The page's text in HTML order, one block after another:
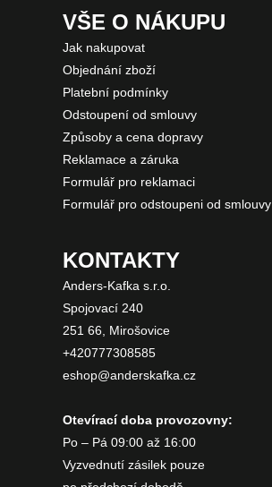
VŠE O NÁKUPU
Jak nakupovat
Objednání zboží
Platební podmínky
Odstoupení od smlouvy
Způsoby a cena dopravy
Reklamace a záruka
Formulář pro reklamaci
Formulář pro odstoupeni od smlouvy
KONTAKTY
Anders-Kafka s.r.o.
Spojovací 240
251 66, Mirošovice
+420777308585
eshop@anderskafka.cz
Otevírací doba provozovny:
Po – Pá 09:00 až 16:00
Vyzvednutí zásilek pouze